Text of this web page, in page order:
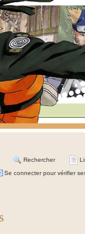
Rechercher
Se connecter pour vérifier